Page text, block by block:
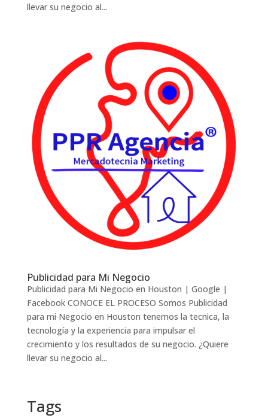
llevar su negocio al...
Publicidad para Mi Negocio
Publicidad para Mi Negocio en Houston | Google |
Facebook CONOCE EL PROCESO Somos Publicidad
para mi Negocio en Houston tenemos la tecnica, la
tecnología y la experiencia para impulsar el
crecimiento y los resultados de su negocio. ¿Quiere
llevar su negocio al...
Tags